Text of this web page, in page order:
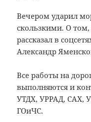
Вечером ударил
скользкими. О том,
рассказал в
Александр
Все работы на
выполняются и
УТДХ, УРРАД, САХ,
ГОиЧС.